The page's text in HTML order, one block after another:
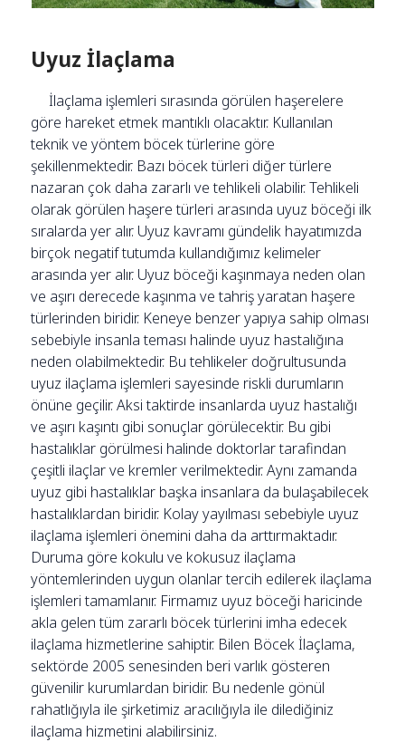
Uyuz İlaçlama
İlaçlama işlemleri sırasında görülen haşerelere
göre hareket etmek mantıklı olacaktır. Kullanılan
teknik ve yöntem böcek türlerine göre
şekillenmektedir. Bazı böcek türleri diğer türlere
nazaran çok daha zararlı ve tehlikeli olabilir. Tehlikeli
olarak görülen haşere türleri arasında uyuz böceği ilk
sıralarda yer alır. Uyuz kavramı gündelik hayatımızda
birçok negatif tutumda kullandığımız kelimeler
arasında yer alır. Uyuz böceği kaşınmaya neden olan
ve aşırı derecede kaşınma ve tahriş yaratan haşere
türlerinden biridir. Keneye benzer yapıya sahip olması
sebebiyle insanla teması halinde uyuz hastalığına
neden olabilmektedir. Bu tehlikeler doğrultusunda
uyuz ilaçlama işlemleri sayesinde riskli durumların
önüne geçilir. Aksi taktirde insanlarda uyuz hastalığı
ve aşırı kaşıntı gibi sonuçlar görülecektir. Bu gibi
hastalıklar görülmesi halinde doktorlar tarafindan
çeşitli ilaçlar ve kremler verilmektedir. Aynı zamanda
uyuz gibi hastalıklar başka insanlara da bulaşabilecek
hastalıklardan biridir. Kolay yayılması sebebiyle uyuz
ilaçlama işlemleri önemini daha da arttırmaktadır.
Duruma göre kokulu ve kokusuz ilaçlama
yöntemlerinden uygun olanlar tercih edilerek ilaçlama
işlemleri tamamlanır. Firmamız uyuz böceği haricinde
akla gelen tüm zararlı böcek türlerini imha edecek
ilaçlama hizmetlerine sahiptir. Bilen Böcek İlaçlama,
sektörde 2005 senesinden beri varlık gösteren
güvenilir kurumlardan biridir. Bu nedenle gönül
rahatlığıyla ile şirketimiz aracılığıyla ile dilediğiniz
ilaçlama hizmetini alabilirsiniz.